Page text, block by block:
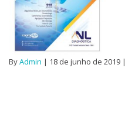
ByAdmin | 18 de junho de 2019 |